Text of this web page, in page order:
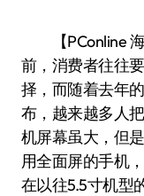
【PConline 海
前，消费者往往
择，而随着去年
布，越来越多人
机屏幕虽大，但
用全面屏的手机
在以往5.5寸机型